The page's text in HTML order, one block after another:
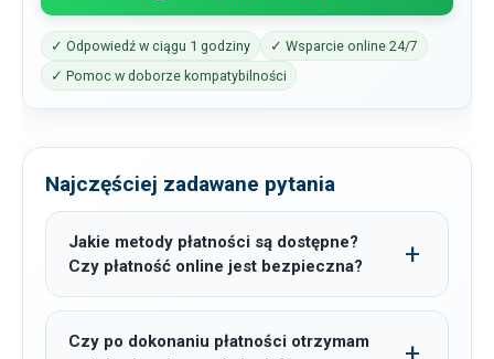
✓ Odpowiedź w ciągu 1 godziny
✓ Wsparcie online 24/7
✓ Pomoc w doborze kompatybilności
Najczęściej zadawane pytania
Jakie metody płatności są dostępne?
Czy płatność online jest bezpieczna?
Czy po dokonaniu płatności otrzymam